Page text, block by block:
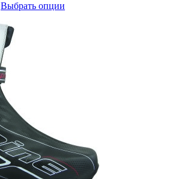
Выбрать опции